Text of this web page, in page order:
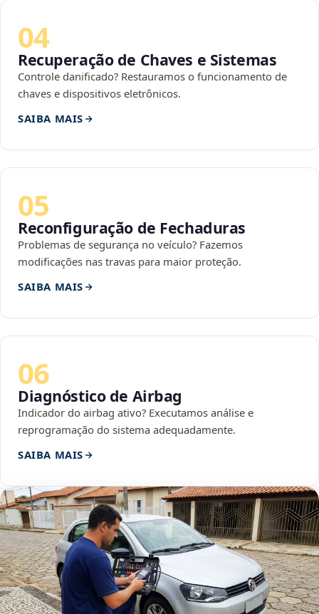
04
Recuperação de Chaves e Sistemas
Controle danificado? Restauramos o funcionamento de
chaves e dispositivos eletrônicos.
SAIBA MAIS
05
Reconfiguração de Fechaduras
Problemas de segurança no veículo? Fazemos
modificações nas travas para maior proteção.
SAIBA MAIS
06
Diagnóstico de Airbag
Indicador do airbag ativo? Executamos análise e
reprogramação do sistema adequadamente.
SAIBA MAIS